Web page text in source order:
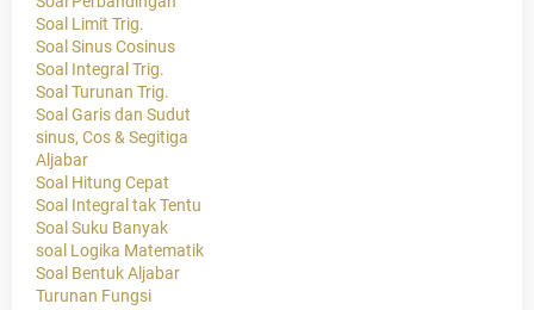
Soal Limit Trig.
Soal Sinus Cosinus
Soal Integral Trig.
Soal Turunan Trig.
Soal Garis dan Sudut
sinus, Cos & Segitiga
Aljabar
Soal Hitung Cepat
Soal Integral tak Tentu
Soal Suku Banyak
soal Logika Matematik
Soal Bentuk Aljabar
Turunan Fungsi